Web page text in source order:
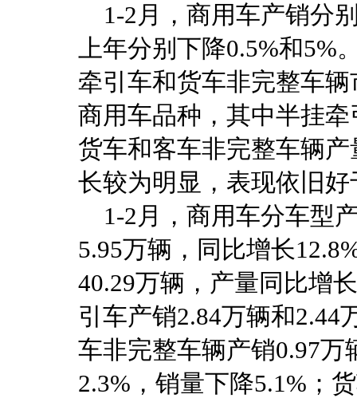
1-2月，商用车产销分
上年分别下降0.5%和5%
牵引车和货车非完整车
商用车品种，其中半挂
货车和客车非完整车辆
长较为明显，表现依旧
1-2月，商用车分车型
5.95万辆，同比增长
40.29万辆，产量同比增
引车产销2.84万辆和2.44
车非完整车辆产销0.97万
2.3%，销量下降5.1%；